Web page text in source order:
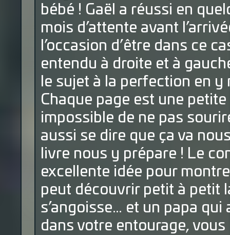
bébé ! Gaël a réussi en
mois d’attente avant
l’occasion d’être dans ce
entendu à droite et à
le sujet à la perfection en
Chaque page est une
impossible de ne pas
aussi se dire que ça va
livre nous y prépare ! Le
excellente idée pour
peut découvrir petit à petit
s’angoisse… et un papa
dans votre entourage,